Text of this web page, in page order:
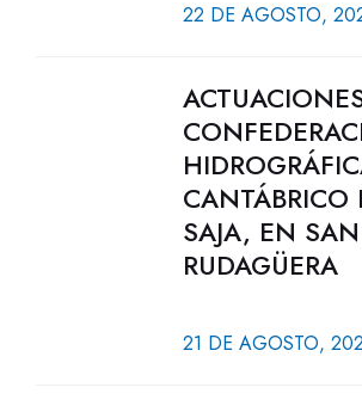
22 DE AGOSTO,
CANTÁBRICO
SAJA, EN
RUDAGÜERA
21 DE AGOSTO,